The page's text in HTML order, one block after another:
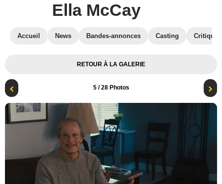
Ella McCay
Accueil News Bandes-annonces Casting
RETOUR À LA GALERIE
5/ 28 Photos